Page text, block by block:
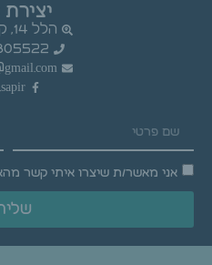
הלל 14, קרית אתא.
אני מאשר/ת שיצרו איתי קשר